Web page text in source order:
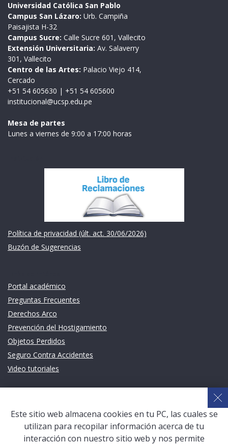
Universidad Católica San Pablo
Campus San Lázaro: Urb. Campiña
Paisajista H-32
Campus Sucre: Calle Sucre 601, Vallecito
Extensión Universitaria: Av. Salaverry
301, Vallecito
Centro de las Artes: Palacio Viejo 414,
Cercado
+51 54 605630 | +51 54 605600
institucional@ucsp.edu.pe
Mesa de partes
Lunes a viernes de 9:00 a 17:00 horas
Política de privacidad (últ. act. 30/06/2026)
Buzón de Sugerencias
Portal académico
Preguntas Frecuentes
Derechos Arco
Prevención del Hostigamiento
Objetos Perdidos
Seguro Contra Accidentes
Video tutoriales
Sistema de Gestión Académica (SGA)
Defensoría Universitaria
Este sitio web almacena cookies en tu PC, las cuales se
utilizan para recopilar información acerca de tu
interacción con nuestro sitio web y nos permite